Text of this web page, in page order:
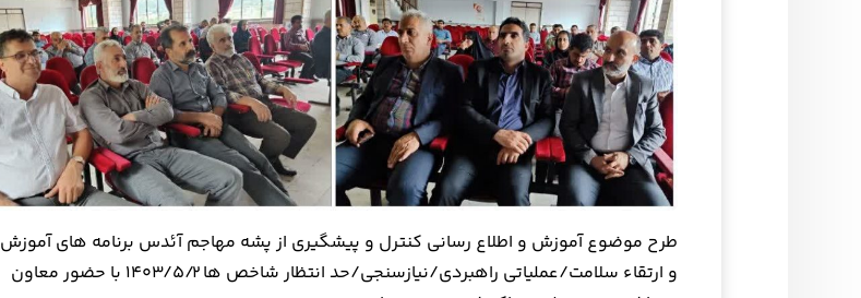
طرح موضوع آموزش و اطلاع رسانی کنترل و پیشگیری از پشه مهاجم آئدس برنامه های آموزش
و ارتقاء سلامت/عملیاتی راهبردی/نیازسنجی/حد انتظار شاخص ها ۱۴۰۳/۵/۲ با حضور معاون